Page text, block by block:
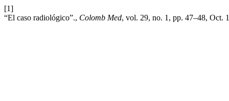
[1]
“El caso radiológico”., Colomb Med, vol. 29, no. 1, pp. 47–48, Oct.